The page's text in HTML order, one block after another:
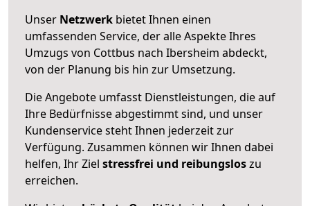
Unser Netzwerk bietet Ihnen einen
umfassenden Service, der alle Aspekte Ihres
Umzugs von Cottbus nach Ibersheim abdeckt,
von der Planung bis hin zur Umsetzung.
Die Angebote umfasst Dienstleistungen, die auf
Ihre Bedürfnisse abgestimmt sind, und unser
Kundenservice steht Ihnen jederzeit zur
Verfügung. Zusammen können wir Ihnen dabei
helfen, Ihr Ziel stressfrei und reibungsloszu
erreichen.